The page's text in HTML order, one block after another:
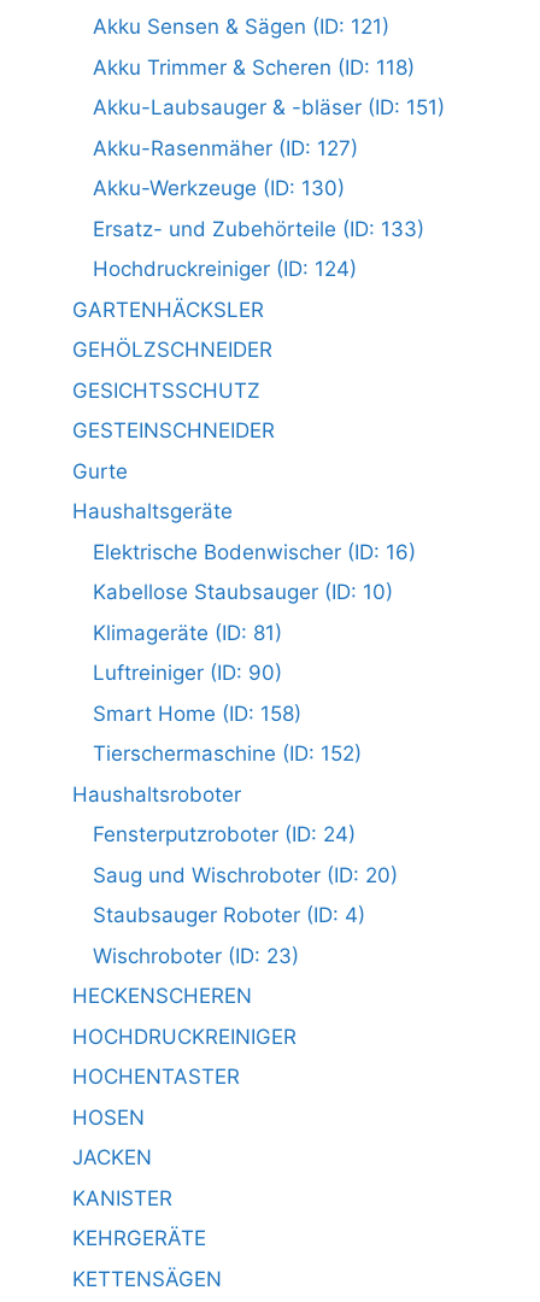
Akku Sensen & Sägen (ID: 121)
Akku Trimmer & Scheren (ID: 118)
Akku-Laubsauger & -bläser (ID: 151)
Akku-Rasenmäher (ID: 127)
Akku-Werkzeuge (ID: 130)
Ersatz- und Zubehörteile (ID: 133)
Hochdruckreiniger (ID: 124)
GARTENHÄCKSLER
GEHÖLZSCHNEIDER
GESICHTSSCHUTZ
GESTEINSCHNEIDER
Gurte
Haushaltsgeräte
Elektrische Bodenwischer (ID: 16)
Kabellose Staubsauger (ID: 10)
Klimageräte (ID: 81)
Luftreiniger (ID: 90)
Smart Home (ID: 158)
Tierschermaschine (ID: 152)
Haushaltsroboter
Fensterputzroboter (ID: 24)
Saug und Wischroboter (ID: 20)
Staubsauger Roboter (ID: 4)
Wischroboter (ID: 23)
HECKENSCHEREN
HOCHDRUCKREINIGER
HOCHENTASTER
HOSEN
JACKEN
KANISTER
KEHRGERÄTE
KETTENSÄGEN